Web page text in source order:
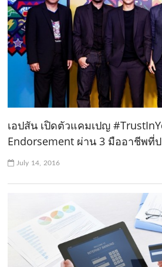
เอปสัน เปิดตัวแคมเปญ
Endorsement ผ่าน 3 มืออาชีพที่
July 14, 2016